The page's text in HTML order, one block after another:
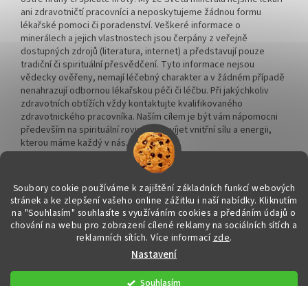
Soubory cookie používáme k zajištění základních funkcí webových
stránek a ke zlepšení vašeho online zážitku i naší nabídky. Kliknutím
na "Souhlasím" souhlasíte s využíváním cookies a předáním údajů o
chování na webu pro zobrazení cílené reklamy na sociálních sítích a
reklamních sítích. Více informací zde.
Nastavení
Souhlasím
ani zdravotničtí pracovníci a neposkytujeme žádnou formu
lékařské pomoci či poradenství. Veškeré informace o
minerálech a jejich vlastnostech jsou čerpány z veřejně
dostupných zdrojů (literatura, internet) a představují pouze
tradiční či spirituální přesvědčení. Tyto informace nejsou
vědecky ověřeny, nemají léčebný charakter a v žádném případě
nenahrazují odbornou lékařskou péči či léčbu. Při jakýchkoliv
zdravotních obtížích vždy kontaktujte kvalifikovaného
zdravotnického pracovníka. Naším cílem je být vám nápomocni
především na spirituální rovině a rozvíjet vnitřní sílu a energii,
kterou máme každý v nás.
Vytvořil Shoptet
nastavení cookies